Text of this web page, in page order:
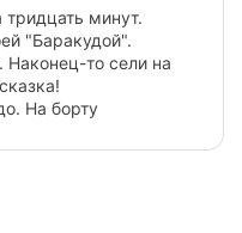
минут.
"Баракудой".
Наконец-то сели на
На борту
экскурсионные